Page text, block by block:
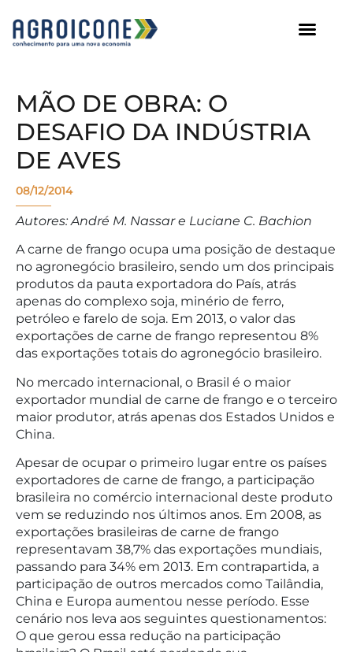
MÃO DE OBRA: O
DESAFIO DA INDÚSTRIA
DE AVES
08/12/2014
Autores: André M. Nassar e Luciane C. Bachion
A carne de frango ocupa uma posição de destaque
no agronegócio brasileiro, sendo um dos principais
produtos da pauta exportadora do País, atrás
apenas do complexo soja, minério de ferro,
petróleo e farelo de soja. Em 2013, o valor das
exportações de carne de frango representou 8%
das exportações totais do agronegócio brasileiro.
No mercado internacional, o Brasil é o maior
exportador mundial de carne de frango e o terceiro
maior produtor, atrás apenas dos Estados Unidos e
China.
Apesar de ocupar o primeiro lugar entre os países
exportadores de carne de frango, a participação
brasileira no comércio internacional deste produto
vem se reduzindo nos últimos anos. Em 2008, as
exportações brasileiras de carne de frango
representavam 38,7% das exportações mundiais,
passando para 34% em 2013. Em contrapartida, a
participação de outros mercados como Tailândia,
China e Europa aumentou nesse período. Esse
cenário nos leva aos seguintes questionamentos:
O que gerou essa redução na participação